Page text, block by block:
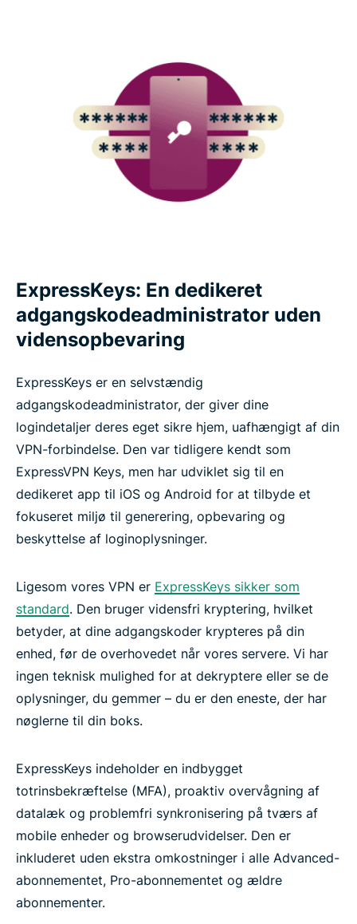
ExpressKeys: En dedikeret
adgangskodeadministrator uden
vidensopbevaring
ExpressKeys er en selvstændig
adgangskodeadministrator, der giver dine
logindetaljer deres eget sikre hjem, uafhængigt af din
VPN-forbindelse. Den var tidligere kendt som
ExpressVPN Keys, men har udviklet sig til en
dedikeret app til iOS og Android for at tilbyde et
fokuseret miljø til generering, opbevaring og
beskyttelse af loginoplysninger.
Ligesom vores VPN er ExpressKeys sikker som
standard. Den bruger vidensfri kryptering, hvilket
betyder, at dine adgangskoder krypteres på din
enhed, før de overhovedet når vores servere. Vi har
ingen teknisk mulighed for at dekryptere eller se de
oplysninger, du gemmer – du er den eneste, der har
nøglerne til din boks.
ExpressKeys indeholder en indbygget
totrinsbekræftelse (MFA), proaktiv overvågning af
datalæk og problemfri synkronisering på tværs af
mobile enheder og browserudvidelser. Den er
inkluderet uden ekstra omkostninger i alle Advanced-
abonnementet, Pro-abonnementet og ældre
abonnementer.